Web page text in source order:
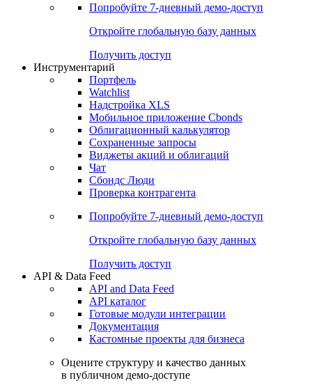
Попробуйте 7-дневный демо-доступ
Откройте глобальную базу данных
Получить доступ
Инструментарий
Портфель
Watchlist
Надстройка XLS
Мобильное приложение Cbonds
Облигационный калькулятор
Сохраненные запросы
Виджеты акций и облигаций
Чат
Сбондс Люди
Проверка контрагента
Попробуйте 7-дневный демо-доступ
Откройте глобальную базу данных
Получить доступ
API & Data Feed
API and Data Feed
API каталог
Готовые модули интеграции
Документация
Кастомные проекты для бизнеса
Оцените структуру и качество данных
в публичном демо-доступе